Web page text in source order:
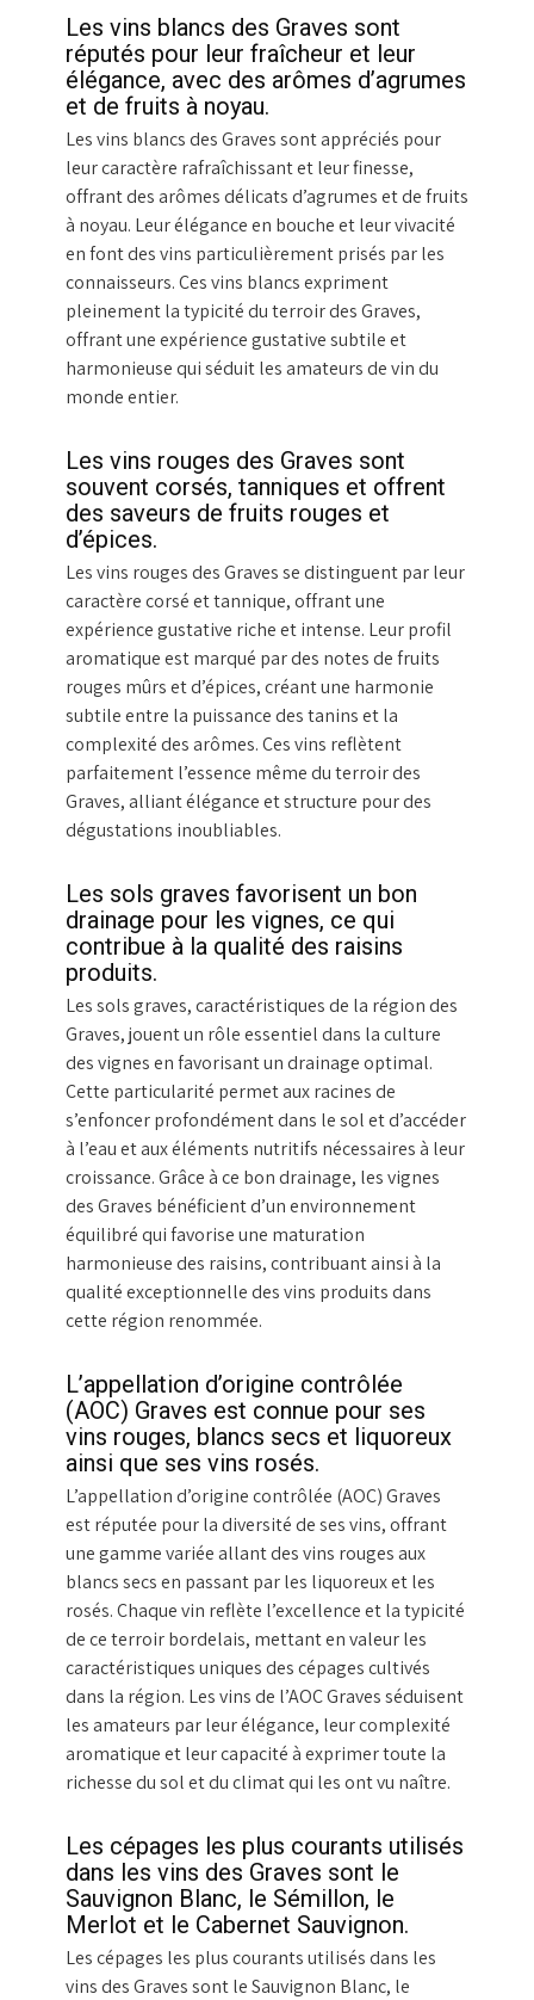
Les vins blancs des Graves sont
réputés pour leur fraîcheur et leur
élégance, avec des arômes d’agrumes
et de fruits à noyau.
Les vins blancs des Graves sont appréciés pour
leur caractère rafraîchissant et leur finesse,
offrant des arômes délicats d’agrumes et de fruits
à noyau. Leur élégance en bouche et leur vivacité
en font des vins particulièrement prisés par les
connaisseurs. Ces vins blancs expriment
pleinement la typicité du terroir des Graves,
offrant une expérience gustative subtile et
harmonieuse qui séduit les amateurs de vin du
monde entier.
Les vins rouges des Graves sont
souvent corsés, tanniques et offrent
des saveurs de fruits rouges et
d’épices.
Les vins rouges des Graves se distinguent par leur
caractère corsé et tannique, offrant une
expérience gustative riche et intense. Leur profil
aromatique est marqué par des notes de fruits
rouges mûrs et d’épices, créant une harmonie
subtile entre la puissance des tanins et la
complexité des arômes. Ces vins reflètent
parfaitement l’essence même du terroir des
Graves, alliant élégance et structure pour des
dégustations inoubliables.
Les sols graves favorisent un bon
drainage pour les vignes, ce qui
contribue à la qualité des raisins
produits.
Les sols graves, caractéristiques de la région des
Graves, jouent un rôle essentiel dans la culture
des vignes en favorisant un drainage optimal.
Cette particularité permet aux racines de
s’enfoncer profondément dans le sol et d’accéder
à l’eau et aux éléments nutritifs nécessaires à leur
croissance. Grâce à ce bon drainage, les vignes
des Graves bénéficient d’un environnement
équilibré qui favorise une maturation
harmonieuse des raisins, contribuant ainsi à la
qualité exceptionnelle des vins produits dans
cette région renommée.
L’appellation d’origine contrôlée
(AOC) Graves est connue pour ses
vins rouges, blancs secs et liquoreux
ainsi que ses vins rosés.
L’appellation d’origine contrôlée (AOC) Graves
est réputée pour la diversité de ses vins, offrant
une gamme variée allant des vins rouges aux
blancs secs en passant par les liquoreux et les
rosés. Chaque vin reflète l’excellence et la typicité
de ce terroir bordelais, mettant en valeur les
caractéristiques uniques des cépages cultivés
dans la région. Les vins de l’AOC Graves séduisent
les amateurs par leur élégance, leur complexité
aromatique et leur capacité à exprimer toute la
richesse du sol et du climat qui les ont vu naître.
Les cépages les plus courants utilisés
dans les vins des Graves sont le
Sauvignon Blanc, le Sémillon, le
Merlot et le Cabernet Sauvignon.
Les cépages les plus courants utilisés dans les
vins des Graves sont le Sauvignon Blanc, le